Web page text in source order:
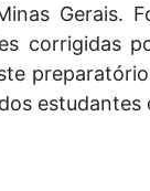
Gerais.
corrigidas
estudantes